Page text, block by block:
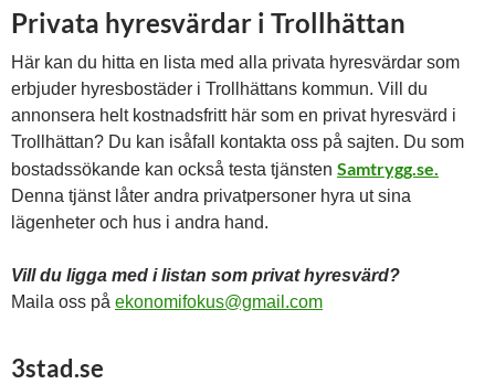
Privata hyresvärdar i Trollhättan
Här kan du hitta en lista med alla privata hyresvärdar som
erbjuder hyresbostäder i Trollhättans kommun. Vill du
annonsera helt kostnadsfritt här som en privat hyresvärd i
Trollhättan? Du kan isåfall kontakta oss på sajten. Du som
bostadssökande kan också testa tjänsten Samtrygg.se.
Denna tjänst låter andra privatpersoner hyra ut sina
lägenheter och hus i andra hand.
Vill du ligga med i listan som privat hyresvärd?
Maila oss på ekonomifokus@gmail.com
3stad.se